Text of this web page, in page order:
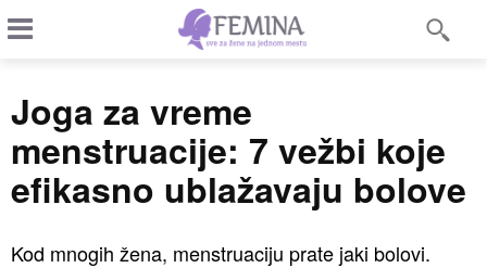
Joga za vreme
menstruacije: 7 vežbi koje
efikasno ublažavaju bolove
Kod mnogih žena, menstruaciju prate jaki bolovi.